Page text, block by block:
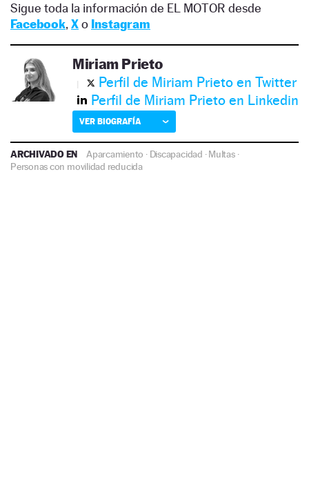
Sigue toda la información de EL MOTOR desde
Facebook, Xo Instagram
Miriam Prieto
Perfil de Miriam Prieto en Twitter
Perfil de Miriam Prieto en Linkedin
VER BIOGRAFÍA
ARCHIVADO EN Aparcamiento · Discapacidad ·Multas·
Personas con movilidad reducida